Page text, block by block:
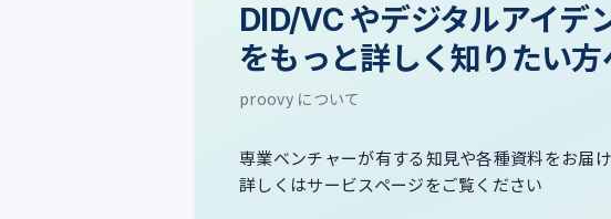
DID/VC やデジタルアイデ
をもっと詳しく知りたい方
proovy について
専業ベンチャーが有する知見や各種資料をお届け
詳しくはサービスページをご覧ください